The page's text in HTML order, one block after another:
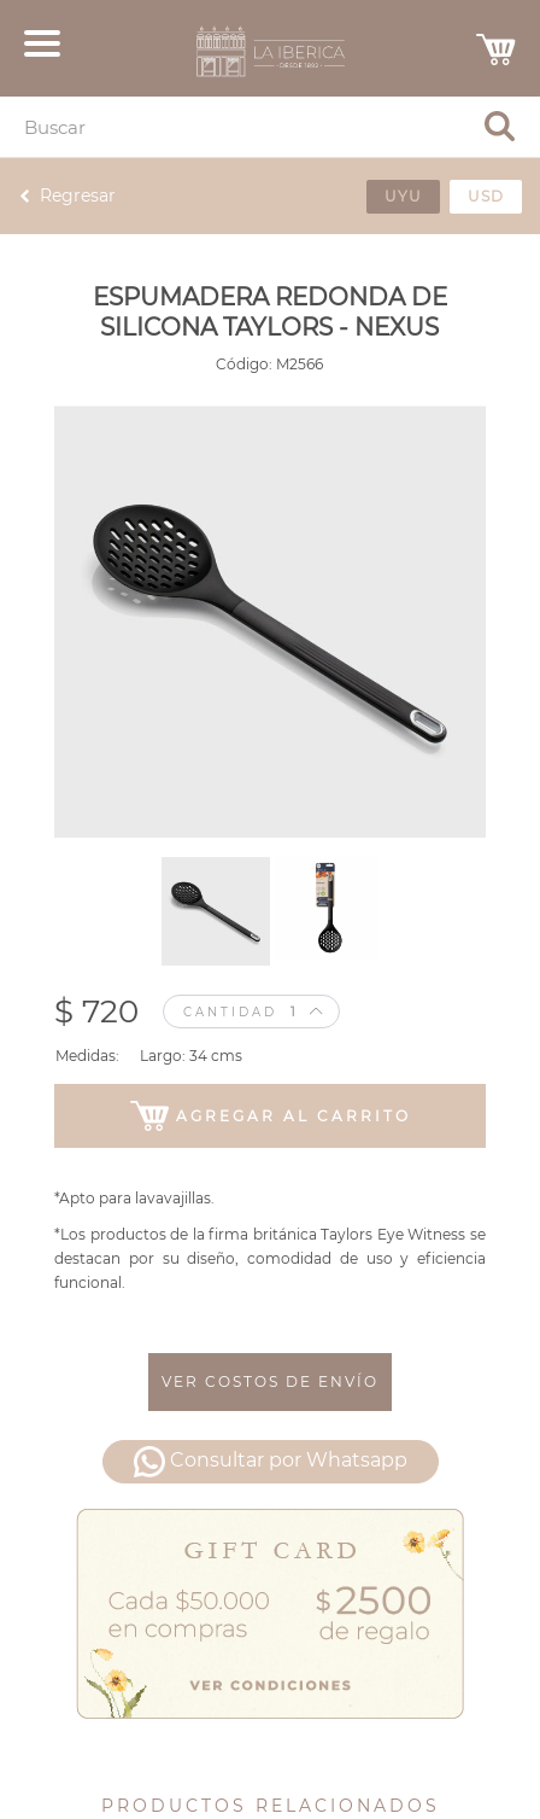
Regresar UYU USD
ESPUMADERA REDONDA DE
SILICONA TAYLORS - NEXUS
Código: M2566
$ 720 CANTIDAD
Medidas: Largo: 34 cms
AGREGAR AL CARRITO
*Apto para lavavajillas.
*Los productos de la firma británica Taylors Eye Witness se
destacan por su diseño, comodidad de uso y eficiencia
funcional.
VER COSTOS DE ENVÍO
Consultar por Whatsapp
PRODUCTOS RELACIONADOS